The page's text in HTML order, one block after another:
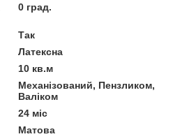
0 град.
Так
Латексна
10 кв.м
Механізований, Пензликом,
Валіком
24 міс
Матова